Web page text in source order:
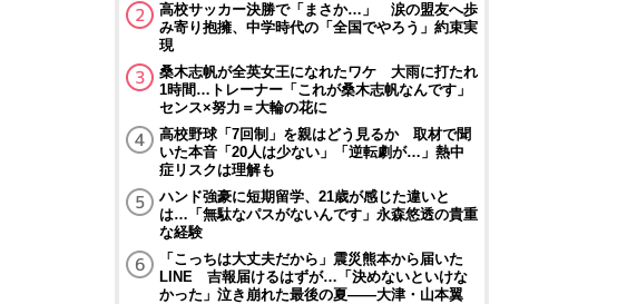
高校サッカー決勝で「まさか…」 涙の盟友へ歩
み寄り抱擁、中学時代の「全国でやろう」約束実
現
桑木志帆が全英女王になれたワケ 大雨に打たれ
1時間…トレーナー「これが桑木志帆なんです」
センス×努力＝大輪の花に
高校野球「7回制」を親はどう見るか 取材で聞
いた本音「20人は少ない」「逆転劇が…」熱中
症リスクは理解も
ハンド強豪に短期留学、21歳が感じた違いと
は…「無駄なパスがないんです」永森悠透の貴重
な経験
「こっちは大丈夫だから」震災熊本から届いた
LINE 吉報届けるはずが…「決めないといけな
かった」泣き崩れた最後の夏――大津・山本翼